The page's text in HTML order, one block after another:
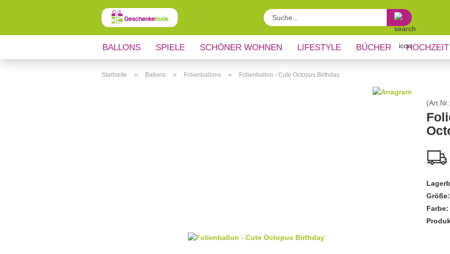
Suche...
BALLONS SPIELE SCHÖNER WOHNEN LIFESTYLE BÜCHER HOCHZEIT
ANLÄSSE REGIONALES
Startseite » Ballons » Folienballons » Folienballon - Cute Octopus Birthday
(Art.Nr.:
Größe:
Farbe: